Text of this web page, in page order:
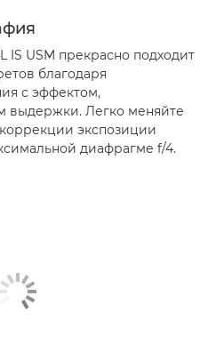
IS USM прекрасно подходит
благодаря
с эффектом,
выдержки. Легко меняйте
экспозиции
диафрагме f/4.